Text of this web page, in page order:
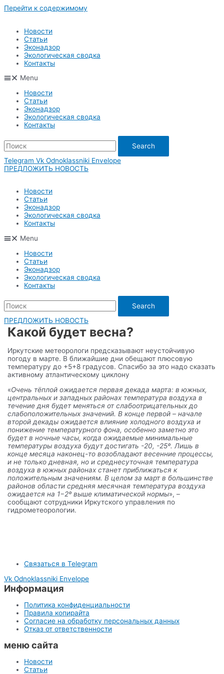
Перейти к содержимому
Новости
Статьи
Эконадзор
Экологическая сводка
Контакты
Menu
Новости
Статьи
Эконадзор
Экологическая сводка
Контакты
Search
Telegram Vk Odnoklassniki Envelope
ПРЕДЛОЖИТЬ НОВОСТЬ
Новости
Статьи
Эконадзор
Экологическая сводка
Контакты
Menu
Новости
Статьи
Эконадзор
Экологическая сводка
Контакты
Search
ПРЕДЛОЖИТЬ НОВОСТЬ
Какой будет весна?
Иркутские метеорологи предсказывают неустойчивую
погоду в марте. В ближайшие дни обещают плюсовую
температуру до +5+8 градусов. Спасибо за это надо сказать
активному атлантическому циклону
«Очень тёплой ожидается первая декада марта: в южных,
центральных и западных районах температура воздуха в
течение дня будет меняться от слабоотрицательных до
слабоположительных значений. В конце первой – начале
второй декады ожидается влияние холодного воздуха и
понижение температурного фона, особенно заметно это
будет в ночные часы, когда ожидаемые минимальные
температуры воздуха будут достигать -20, -25º. Лишь в
конце месяца наконец-то возобладают весенние процессы,
и не только дневная, но и среднесуточная температура
воздуха в южных районах станет приближаться к
положительным значениям. В целом за март в большинстве
районов области средняя месячная температура воздуха
ожидается на 1−2º выше климатической нормы», –
сообщают сотрудники Иркутского управления по
гидрометеорологии.
Связаться в Telegram
Vk Odnoklassniki Envelope
Информация
Политика конфиденциальности
Правила копирайта
Согласие на обработку персональных данных
Отказ от ответственности
меню сайта
Новости
Статьи